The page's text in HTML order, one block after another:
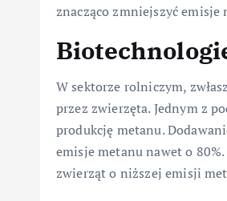
znacząco zmniejszyć emisje
W sektorze rolniczym,
przez zwierzęta. Jednym z
produkcję metanu.
emisje metanu nawet o
zwierząt o niższej emisji